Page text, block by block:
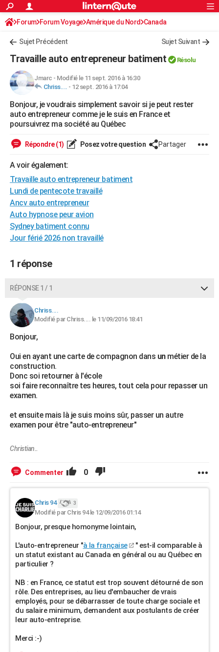
ACTUALITÉS
Politique
Société
Faits Divers
Education
Monde
Villes
+
FINANCE
Retraite
Impôts
Epargne
Immobilier
Risques naturels par ville
Banque
Assurance
Crédit
AUTO
Essais
Réserver un essai
Citadines
Berlines
SUV
Forum auto
+HIGH-TECH
Mobiles
Meilleur smartphone
Internet
Ordinateurs
Jeux vidéo
Guide high-tech
+
Forum
Aménagement intérieur
Extérieur
Cuisine
Salle de bains
Jardinage
Rangement
WEEK-END
Guides de France
Escapades
Patrimoine
Expositions
Musées
Week-end nature
+LIFESTYLE
Art de vivre
Bien-être
Loisirs
Mode
Modes de vie
SANTE
Alimentation
Guide de la santé
Maladies
Médicaments
Sommeil
VOYAGE
Destinations
City break
Voyage nature
Voyage de noces
Forum
Climat
+PHOTO
BONS PLANS
CARTE DE VOEUX
Carte de Noël
Carte Bonne année
Carte Saint-Valentin
Carte Pâques
Carte d'anniversaire
DICTIONNAIRE
Dictionnaire
Biographies
Citations
Expressions
Proverbes
S'inscrire
Se connecter
Lycées
Collèges
Primaires
Universités
Entreprises
Service militaire
Avis de recherche
AVIS DE DÉCÈS
FORUM
S'inscrire
Connexion
Forum Forum Voyage Amérique du Nord Canada
Sujet Précédent Sujet Suivant
Travaille auto entrepreneur batiment Résolu
Jmarc - Modifié le 11 sept. 2016 à 16:30
Chriss.... - 12 sept. 2016 à 17:04
Bonjour, je voudrais simplement savoir si je peut rester
auto entrepreneur comme je le suis en France et
poursuivrez ma société au Québec
Répondre (1) Posez votre question Partager
A voir également:
Travaille auto entrepreneur batiment
Lundi de pentecote travaillé
Ancv auto entrepreneur
Auto hypnose peur avion
Sydney batiment connu
Jour férié 2026 non travaillé
1 réponse
RÉPONSE 1 / 1
Chriss....
Modifié par Chriss.... le 11/09/2016 18:41
Bonjour,
Oui en ayant une carte de compagnon dans unmétier de la
construction.
Donc soi retourner à l'école
soi faire reconnaître tes heures, tout cela pour repasser un
examen.
et ensuite mais là je suis moins sûr, passer un autre
examen pour être "auto-entrepreneur"
Christian..
Commenter 0
Chris 94 3
Modifié par Chris 94 le 12/09/2016 01:14
Bonjour, presque homonyme lointain,
L'auto-entrepreneur "à la française
" est-il comparable à
un statut existant au Canada en général ou au Québec en
particulier ?
NB : en France, ce statut est trop souvent détourné de son
rôle. Des entreprises, au lieu d'embaucher de vrais
employés, pour se débarrasser de toute charge sociale et
du salaire minimum, demandent aux postulants de créer
leur auto-entreprise.
Merci :-)